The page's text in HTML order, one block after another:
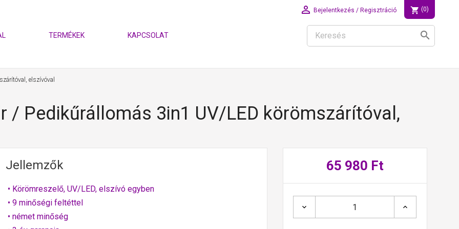
 Bejelentkezés / Regisztráció shopping_cart (0)
TERMÉKEK KAPCSOLAT search
elszívóval
/ Pedikűrállomás 3in1 UV/LED körömszárítóval,
Jellemzők
• Körömreszelő, UV/LED, elszívó egyben
• 9 minőségi feltéttel
• német minőség
65 980 Ft